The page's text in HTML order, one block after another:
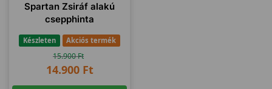
Spartan Zsiráf alakú
csepphinta
Készleten Akciós termék
15.900Ft
14.900 Ft